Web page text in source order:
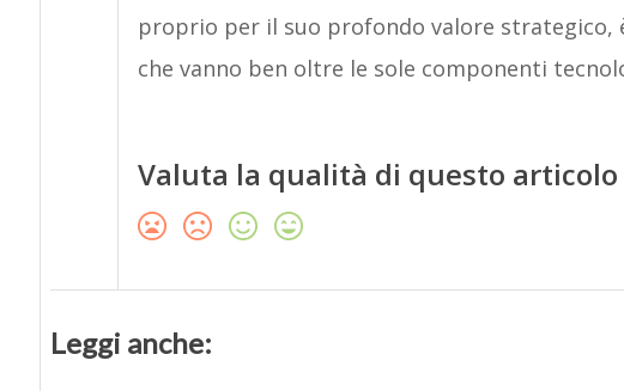
proprio per il suo profondo valore strategico,
che vanno ben oltre le sole componenti
Valuta la qualità di questo articolo
Leggi anche: